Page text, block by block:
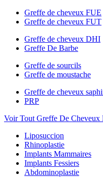
Greffe de cheveux FUE
Greffe de cheveux FUT
Greffe de cheveux DHI
Greffe De Barbe
Greffe de sourcils
Greffe de moustache
Greffe de cheveux
PRP
Voir Tout Greffe De Cheveux
Liposuccion
Rhinoplastie
Implants Mammaires
Implants Fessiers
Abdominoplastie